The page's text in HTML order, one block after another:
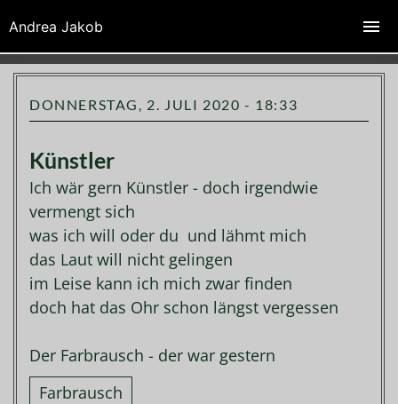
DONNERSTAG, 2. JULI 2020 - 18:33
Künstler
Ich wär gern Künstler - doch irgendwie
vermengt sich
was ich will oder du und lähmt mich
das Laut will nicht gelingen
im Leise kann ich mich zwar finden
doch hat das Ohr schon längst vergessen
Der Farbrausch - der war gestern
Farbrausch
Andrea Jakob